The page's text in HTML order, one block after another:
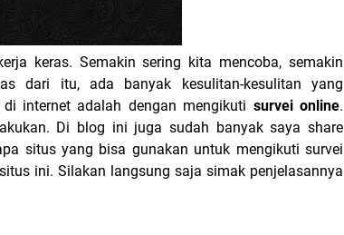
keras. Semakin sering kita mencoba, semakin
dari itu, ada banyak kesulitan-kesulitan yang
internet adalah dengan mengikuti survei online.
Di blog ini juga sudah banyak saya share
situs yang bisa gunakan untuk mengikuti survei
ini. Silakan langsung saja simak penjelasannya